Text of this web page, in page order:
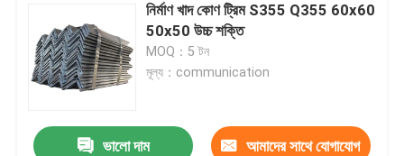
ভিডিও
আমাদের সম্পর্কে
নির্মাণ খাদ কোণ ট্রিম S355 Q355 60x60
50x50 উচ্চ শক্তি
MOQ：5 টন
মূল্য：communication
ভালো দাম আমাদের সাথে যোগাযোগ